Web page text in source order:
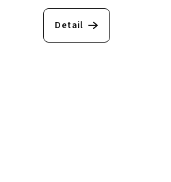
hodnocení
produktu
Detail